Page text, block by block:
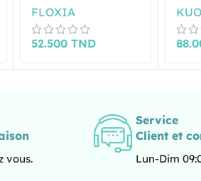
FLOXIA
52.500TND
vous.
Service
Client et
Lun-Dim